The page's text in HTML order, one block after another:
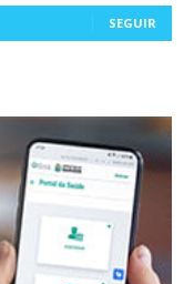
SEGUIR